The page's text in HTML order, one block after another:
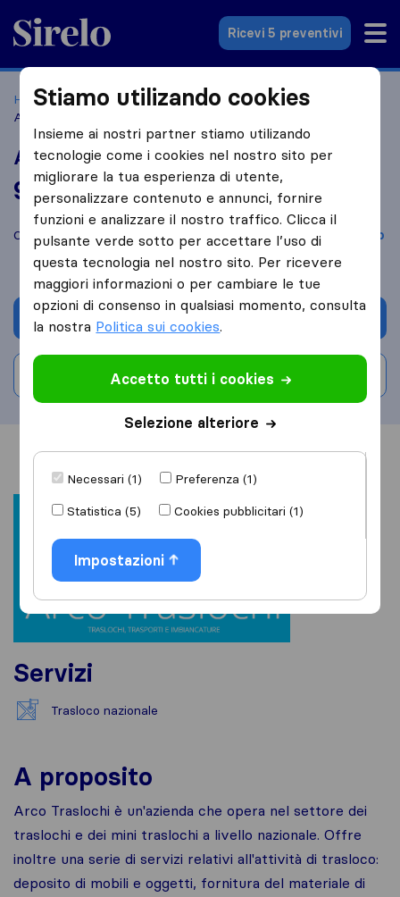
Sirelo.it
Ricevi 5 preventivi
Home Le 10 migliori aziende di traslochi in Italia
Arco Traslochi
Arco Traslochi
9,0 basato su 35
recensioni di Sirelo e Google
i
Confronta Arco Traslochi con altreaziende di traslochi Arco
Chiedi preventivo
Scrivi una recensione
Servizi
Trasloco nazionale
A proposito
Arco Traslochi è un'azienda che opera nel settore dei
traslochi e dei mini traslochi a livello nazionale. Offre
inoltre una serie di servizi relativi all'attività di trasloco:
deposito di mobili e oggetti, fornitura del materiale di
Stiamo utilizando cookies
Insieme ai nostri partner stiamo utilizando
tecnologie come i cookies nel nostro sito per
migliorare la tua esperienza di utente,
personalizzare contenuto e annunci, fornire
funzioni e analizzare il nostro traffico. Clicca il
pulsante verde sotto per accettare l’uso di
questa tecnologia nel nostro sito. Per ricevere
maggiori informazioni o per cambiare le tue
opzioni di consenso in qualsiasi momento, consulta
la nostra Politica sui cookies.
Accetto tutti i cookies
Selezione alteriore
Necessari (1)
Preferenza (1)
Statistica (5)
Cookies pubblicitari (1)
Impostazioni